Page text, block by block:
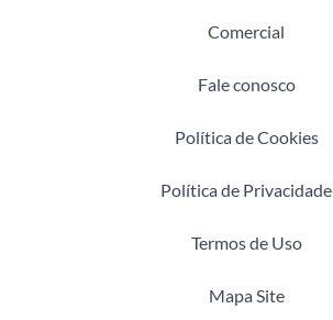
Comercial
Fale conosco
Política de Cookies
Política de Privacidade
Termos de Uso
Mapa Site